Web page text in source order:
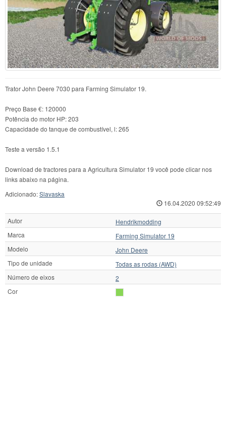
Trator John Deere 7030 para Farming Simulator 19.
Preço Base €: 120000
Potência do motor HP: 203
Capacidade do tanque de combustível, l: 265
Teste a versão 1.5.1
Download de tractores para a Agricultura Simulator 19 você pode clicar nos
links abaixo na página.
Adicionado:Slavaska
16.04.2020 09:52:49
Autor
Hendrikmodding
Marca
Farming Simulator 19
Modelo
John Deere
Tipo de unidade
Todas as rodas (AWD)
Número de eixos
2
Cor